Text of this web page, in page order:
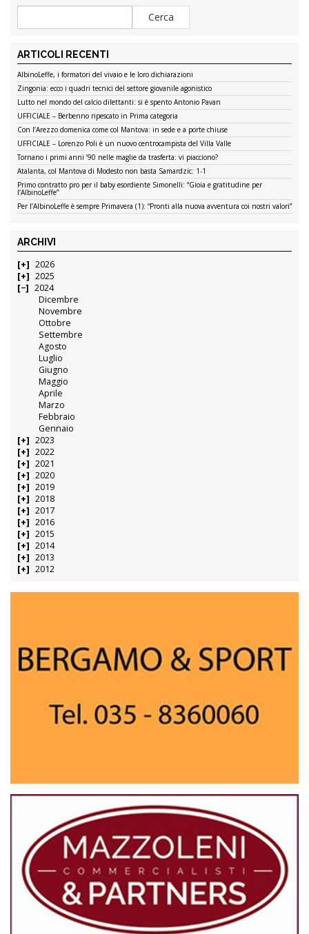
ARTICOLI RECENTI
AlbinoLeffe, i formatori del vivaio e le loro dichiarazioni
Zingonia: ecco i quadri tecnici del settore giovanile agonistico
Lutto nel mondo del calcio dilettanti: si è spento Antonio Pavan
UFFICIALE – Berbenno ripescato in Prima categoria
Con l’Arezzo domenica come col Mantova: in sede e a porte chiuse
UFFICIALE – Lorenzo Poli è un nuovo centrocampista del Villa Valle
Tornano i primi anni ’90 nelle maglie da trasferta: vi piacciono?
Atalanta, col Mantova di Modesto non basta Samardzic: 1-1
Primo contratto pro per il baby esordiente Simonelli: “Gioia e gratitudine per
l’AlbinoLeffe”
Per l’AlbinoLeffe è sempre Primavera (1): “Pronti alla nuova avventura coi nostri valori”
ARCHIVI
2026
2025
2024
Dicembre
Novembre
Ottobre
Settembre
Agosto
Luglio
Giugno
Maggio
Aprile
Marzo
Febbraio
Gennaio
2023
2022
2021
2020
2019
2018
2017
2016
2015
2014
2013
2012